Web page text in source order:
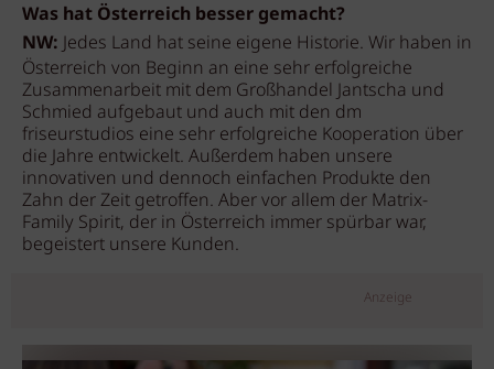
Was hat Österreich besser gemacht?
NW:Jedes Land hat seine eigene Historie. Wir haben in
Österreich von Beginn an eine sehr erfolgreiche
Zusammenarbeit mit dem Großhandel Jantscha und
Schmied aufgebaut und auch mit den dm
friseurstudios eine sehr erfolgreiche Kooperation über
die Jahre entwickelt. Außerdem haben unsere
innovativen und dennoch einfachen Produkte den
Zahn der Zeit getroffen. Aber vor allem der Matrix-
Family Spirit, der in Österreich immer spürbar war,
begeistert unsere Kunden.
Anzeige